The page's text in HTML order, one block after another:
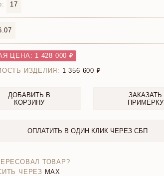
17
ЦЕНА: 1 428 000 ₽
ИЗДЕЛИЯ: 1 356 600
ДОБАВИТЬ В
КОРЗИНУ
ЗАКАЗАТЬ
ПРИМЕРКУ
ОПЛАТИТЬ В ОДИН КЛИК ЧЕРЕЗ СБП
ТОВАР?
ЧЕРЕЗ
MAX